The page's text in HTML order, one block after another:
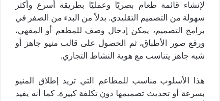
لإنشاء قائمة طعام بصريًا وعمليًا بطريقة أسرع وأكثر
سهولة من التصميم التقليدي. بدلاً من البدء من الصفر في
برامج التصميم، يمكن إدخال وصف للمطعم أو المقهي،
ورفع صور الأطباق، ثم الحصول على قالب منيو جاهز أو
شبه جاهز يتناسب مع هوية النشاط التجاري.
هذا الأسلوب مناسب للمطاعم التي تريد إطلاق المنيو
بسرعة أو تحديث تصميمها دون تكلفة كبيرة. كما أنه يفيد